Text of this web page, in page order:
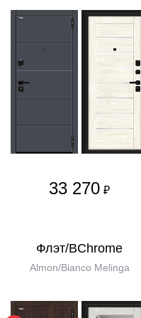
33 270 ₽
Флэт/BChrome
Almon/Bianco Melinga